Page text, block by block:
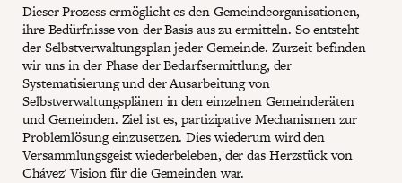
Dieser Prozess ermöglicht es den Gemeindeorganisationen,
ihre Bedürfnisse von der Basis aus zu ermitteln. So entsteht
der Selbstverwaltungsplan jeder Gemeinde. Zurzeit befinden
wir uns in der Phase der Bedarfsermittlung, der
Systematisierung und der Ausarbeitung von
Selbstverwaltungsplänen in den einzelnen Gemeinderäten
und Gemeinden. Ziel ist es, partizipative Mechanismen zur
Problemlösung einzusetzen. Dies wiederum wird den
Versammlungsgeist wiederbeleben, der das Herzstück von
Chávez' Vision für die Gemeinden war.